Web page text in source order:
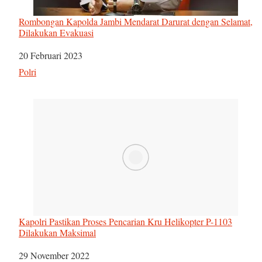
Rombongan Kapolda Jambi Mendarat Darurat dengan Selamat,
Dilakukan Evakuasi
Tanggal
20 Februari 2023
Sehubungan dengan
Polri
Kapolri Pastikan Proses Pencarian Kru Helikopter P-1103
Dilakukan Maksimal
Tanggal
29 November 2022